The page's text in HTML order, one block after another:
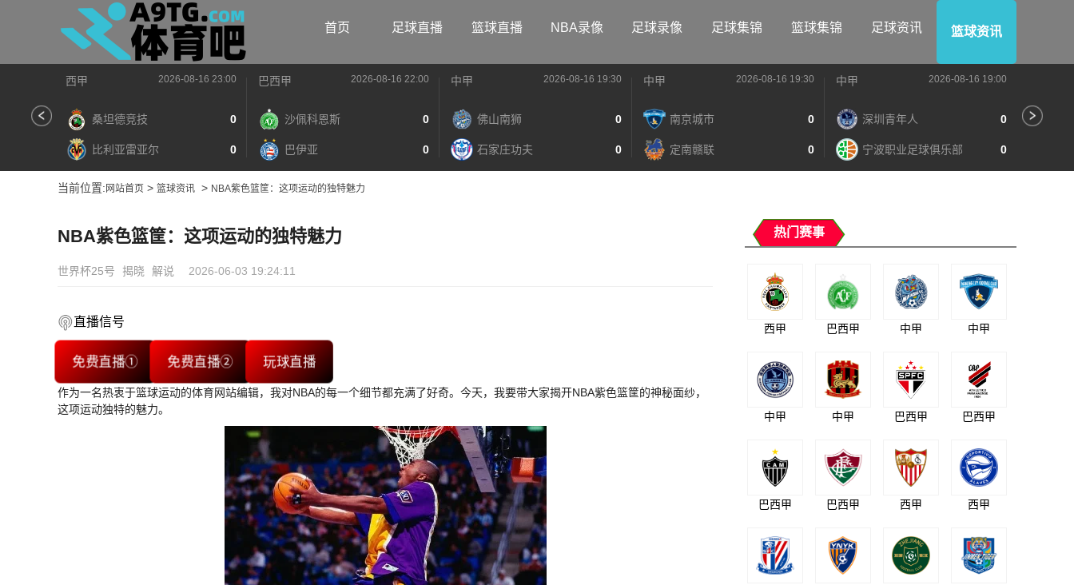
首页 足球直播 篮球直播 NBA录像 足球录像 足球集锦 篮球集锦 足球资讯 篮球资讯
西甲 2026-08-16 23:00
桑坦德竞技 0
比利亚雷亚尔 0
巴西甲 2026-08-16 22:00
沙佩科恩斯 0
巴伊亚 0
中甲 2026-08-16 19:30
佛山南狮 0
石家庄功夫 0
中甲 2026-08-16 19:30
南京城市 0
定南赣联 0
中甲 2026-08-16 19:00
深圳青年人 0
宁波职业足球俱乐部 0
当前位置: 网站首页 > 篮球资讯 > NBA紫色篮筐：这项运动的独特魅力
NBA紫色篮筐：这项运动的独特魅力
世界杯25号 揭晓 解说 2026-06-03 19:24:11
直播信号
免费直播① 免费直播② 玩球直播
作为一名热衷于篮球运动的体育网站编辑，我对NBA的每一个细节都充满了好奇。今天，我要带大家揭开NBA紫色篮筐的神秘面纱，
这项运动独特的魅力。
热门赛事
西甲 巴西甲 中甲 中甲
中甲 中甲 巴西甲 巴西甲
巴西甲 巴西甲 西甲 西甲